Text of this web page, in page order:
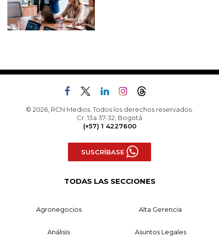
© 2026, RCN Medios. Todos los derechos reservados.
Cr. 13a 37-32, Bogotá
(+57) 1 4227600
SUSCRÍBASE
TODAS LAS SECCIONES
Agronegocios Alta Gerencia
Análisis Asuntos Legales